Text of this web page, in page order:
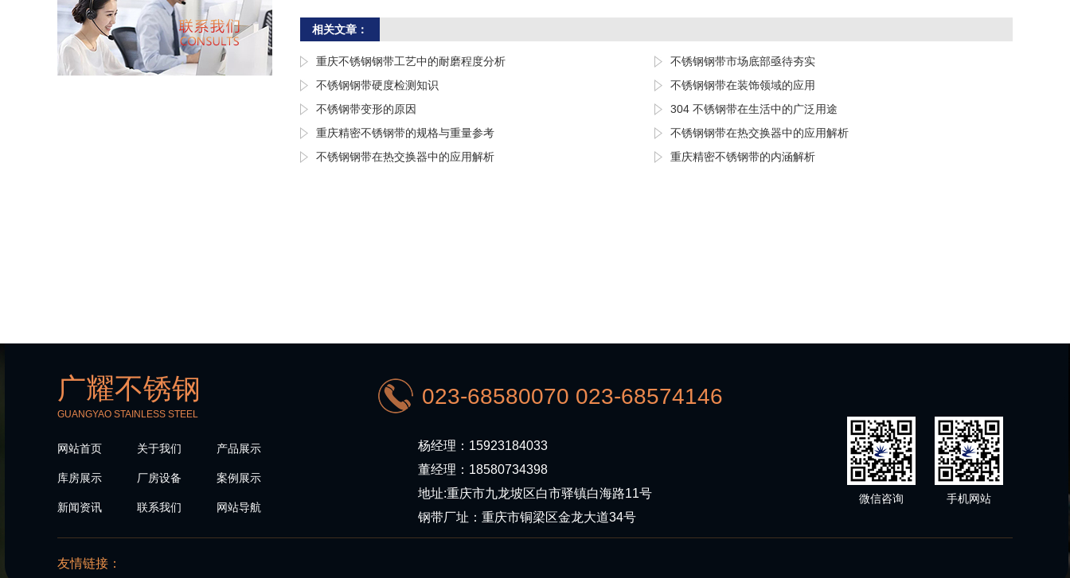
相关文章：
重庆不锈钢钢带工艺中的耐磨程度分析
不锈钢钢带市场底部亟待夯实
不锈钢钢带硬度检测知识
不锈钢钢带在装饰领域的应用
不锈钢带变形的原因
304 不锈钢带在生活中的广泛用途
重庆精密不锈钢带的规格与重量参考
不锈钢钢带在热交换器中的应用解析
不锈钢钢带在热交换器中的应用解析
重庆精密不锈钢带的内涵解析
广耀不锈钢
GUANGYAO STAINLESS STEEL
网站首页 关于我们 产品展示
库房展示 厂房设备 案例展示
新闻资讯 联系我们 网站导航
023-68580070 023-68574146
杨经理：15923184033
董经理：18580734398
地址:重庆市九龙坡区白市驿镇白海路11号
钢带厂址：重庆市铜梁区金龙大道34号
微信咨询 手机网站
友情链接：